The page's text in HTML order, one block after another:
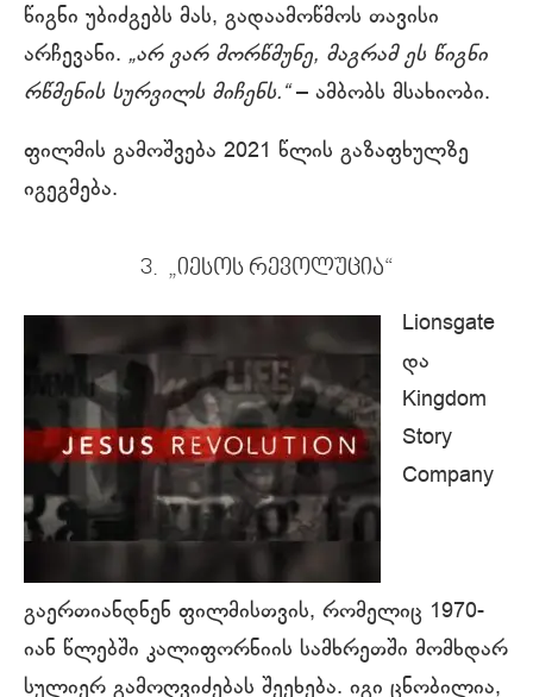
წიგნი უბიძგებს მას, გადაამოწმოს თავისი
არჩევანი. „არ ვარ მორწმუნე, მაგრამ ეს წიგნი
რწმენის სურვილს მიჩენს.“– ამბობს მსახიობი.
ფილმის გამოშვება 2021 წლის გაზაფხულზე
იგეგმება.
3. „იესოს რევოლუცია“
Lionsgate
და
Kingdom
Story
Company
გაერთიანდნენ ფილმისთვის, რომელიც 1970-
იან წლებში კალიფორნიის სამხრეთში მომხდარ
სულიერ გამოღვიძებას შეეხება. იგი ცნობილია,